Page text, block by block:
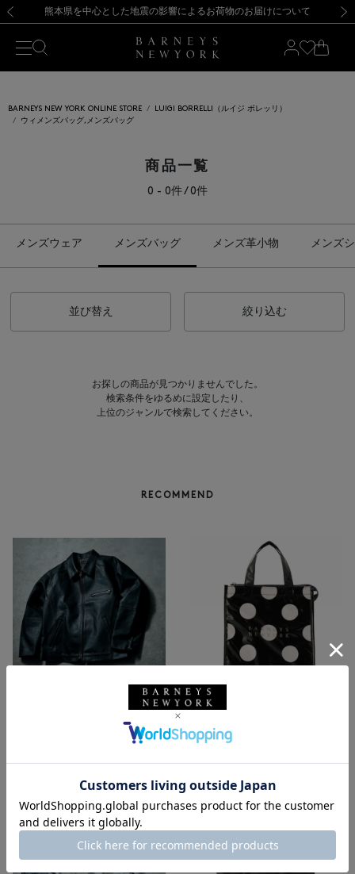
新規登録のお客様も対象！＜MY BARNEYS＞会員のお客様は11,000円（税込）以上のお買上げで常時送料無料！お買い物の際は会員登録を！
【夏季休業に伴う返品・交換承り一時停止のお知らせ】（2026.8.5）
熊本県を中心とした地震の影響によるお荷物のお届けについて
【開催中】SUMMER SALEのご案内・ご注意事項 新規登録のお客様も対象！＜MY BARNEYS＞会員のお客様は11,000円（税込）以上のお買上げで常時送料無料！お買い物の際は会員登録を！
【夏季休業に伴う返品・交換承り一時停止のお知らせ】（2026.8.5）
BARNEYS NEW YORK ONLINE STORE
LUIGI BORRELLI（ルイジ ボレッリ）
ウィメンズバッグ,メンズバッグ
商品一覧
0 - 0件 / 0件
メンズウェア メンズバッグ メンズ革小物 メンズ
並び替え 絞り込む
お探しの商品が見つかりませんでした。
検索条件をゆるめに設定したり、
上位のジャンルで検索してください。
RECOMMEND
BARNEYS NEW YORK by ANC
NEW
BARNEYS NEW YORK
ロゴ入りPVC保冷トートバッ
¥6,600